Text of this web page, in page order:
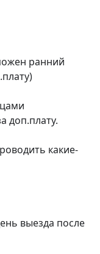
ранний
доп.плату.
какие-
выезда после